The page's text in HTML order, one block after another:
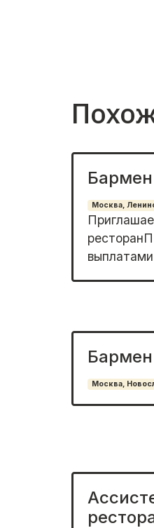
Бармен
Москва,
Бармен
Москва,